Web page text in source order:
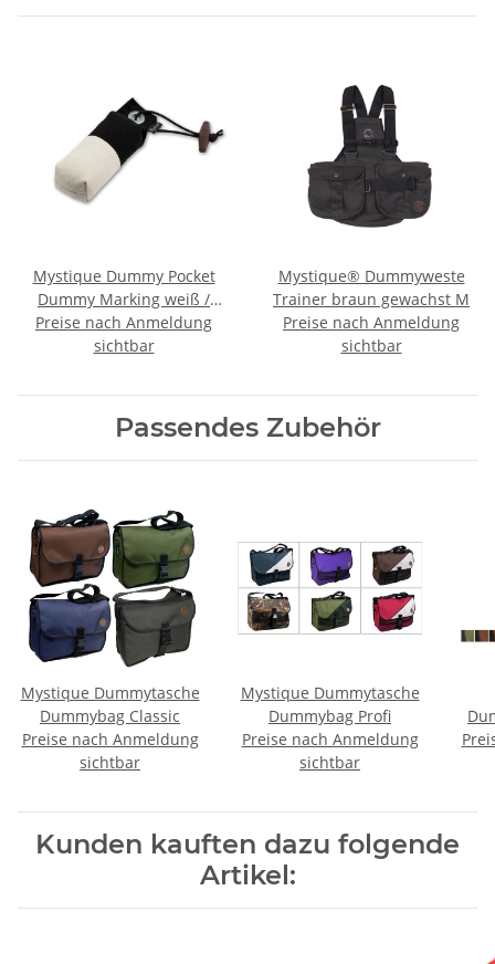
Mystique Dummy Pocket
Dummy Marking weiß /
schwarz 85g
Preise nach Anmeldung
sichtbar
Mystique® Dummyweste
Trainer braun gewachst M
Preise nach Anmeldung
sichtbar
Passendes Zubehör
Mystique Dummytasche
Dummybag Classic
Preise nach Anmeldung
sichtbar
Mystique Dummytasche
Dummybag Profi
Preise nach Anmeldung
sichtbar
Kunden kauften dazu folgende
Artikel: